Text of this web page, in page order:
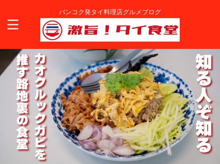
バンコク発タイ料理店グルメブログ